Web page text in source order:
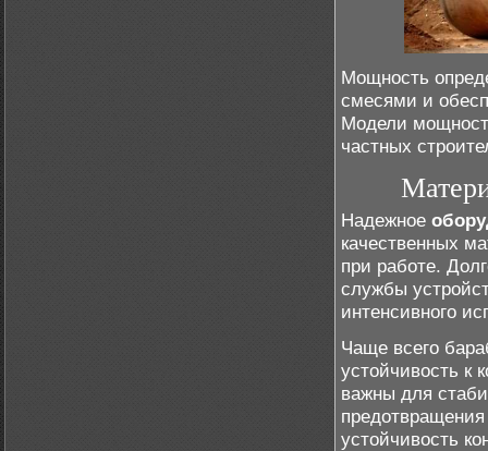
Мощность
смесями и
Модели
частных
Надежное
качественных
при работе.
службы
интенсивного
Чаще всего
устойчивость к
важны для
устойчивость